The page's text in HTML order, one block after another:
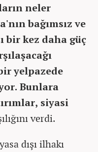
neler
bağımsız ve
bir kez daha güç
yelpazede
Bunlara
siyasi
verdi.
dışı ilhakı